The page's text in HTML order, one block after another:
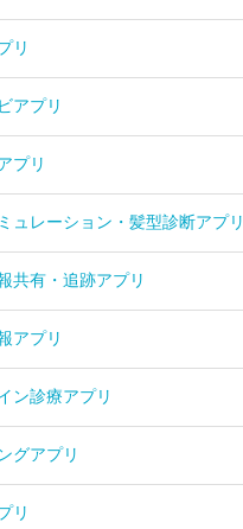
リ
アプリ
プリ
ュレーション・髪型診断アプリ
共有・追跡アプリ
アプリ
ン診療アプリ
グアプリ
リ